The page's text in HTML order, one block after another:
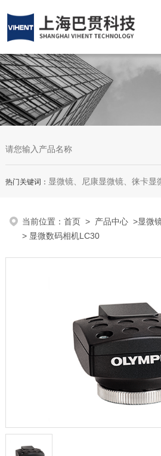
热门关键词： 显微镜、尼康显微镜、徕卡显微镜 金相制样设备（生物显微镜、金相显微镜、体视显微镜、工业显
当前位置：首页 > 产品中心 >显微
> 显微数码相机LC30